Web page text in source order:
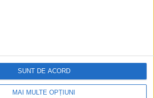
MAI MULTE OPȚIUNI
SUNT DE ACORD